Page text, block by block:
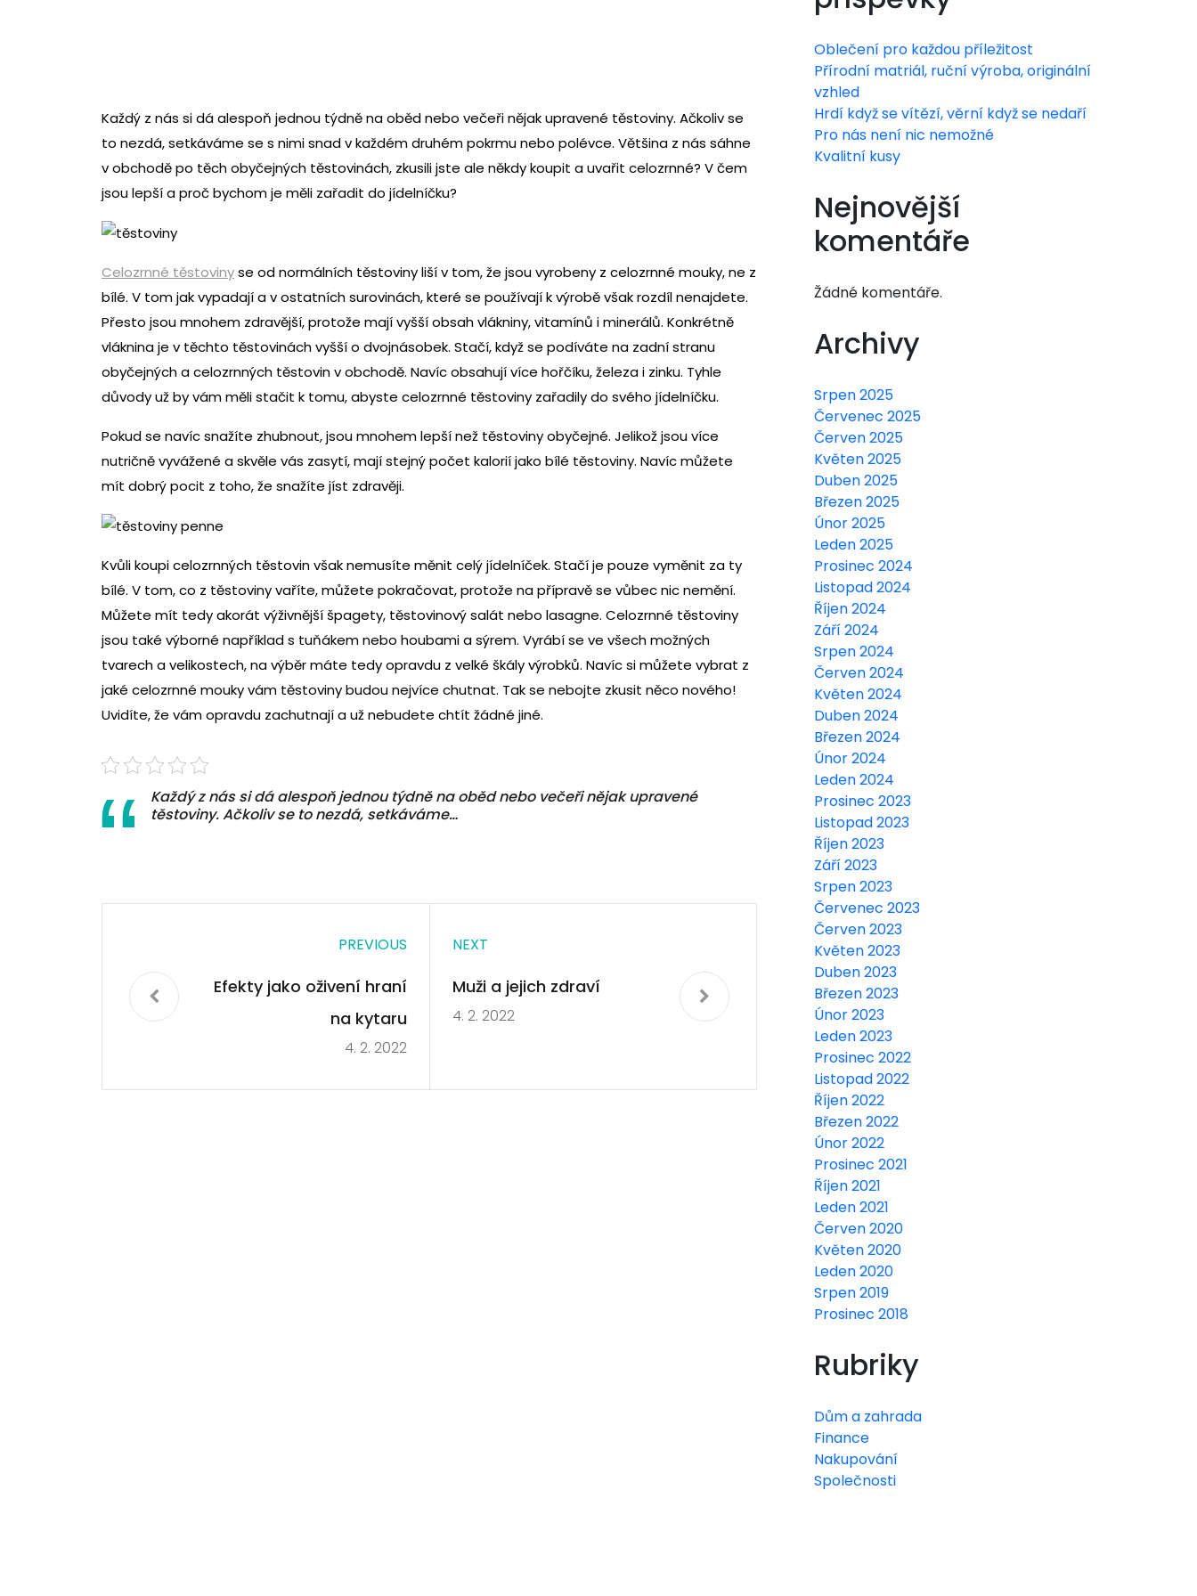
Každý z nás si dá alespoň jednou týdně na oběd nebo večeři nějak upravené těstoviny. Ačkoliv se
to nezdá, setkáváme se s nimi snad v každém druhém pokrmu nebo polévce. Většina z nás sáhne
v obchodě po těch obyčejných těstovinách, zkusili jste ale někdy koupit a uvařit celozrnné? V čem
jsou lepší a proč bychom je měli zařadit do jídelníčku?
Celozrnné těstovinyse od normálních těstoviny liší v tom, že jsou vyrobeny z celozrnné mouky, ne z
bílé. V tom jak vypadají a v ostatních surovinách, které se používají k výrobě však rozdíl nenajdete.
Přesto jsou mnohem zdravější, protože mají vyšší obsah vlákniny, vitamínů i minerálů. Konkrétně
vláknina je v těchto těstovinách vyšší o dvojnásobek. Stačí, když se podíváte na zadní stranu
obyčejných a celozrnných těstovin v obchodě. Navíc obsahují více hořčíku, železa i zinku. Tyhle
důvody už by vám měli stačit k tomu, abyste celozrnné těstoviny zařadily do svého jídelníčku.
Pokud se navíc snažíte zhubnout, jsou mnohem lepší než těstoviny obyčejné. Jelikož jsou více
nutričně vyvážené a skvěle vás zasytí, mají stejný počet kalorií jako bílé těstoviny. Navíc můžete
mít dobrý pocit z toho, že snažíte jíst zdravěji.
Kvůli koupi celozrnných těstovin však nemusíte měnit celý jídelníček. Stačí je pouze vyměnit za ty
bílé. V tom, co z těstoviny vaříte, můžete pokračovat, protože na přípravě se vůbec nic nemění.
Můžete mít tedy akorát výživnější špagety, těstovinový salát nebo lasagne. Celozrnné těstoviny
jsou také výborné například s tuňákem nebo houbami a sýrem. Vyrábí se ve všech možných
tvarech a velikostech, na výběr máte tedy opravdu z velké škály výrobků. Navíc si můžete vybrat z
jaké celozrnné mouky vám těstoviny budou nejvíce chutnat. Tak se nebojte zkusit něco nového!
Uvidíte, že vám opravdu zachutnají a už nebudete chtít žádné jiné.
Každý z nás si dá alespoň jednou týdně na oběd nebo večeři nějak upravené
těstoviny. Ačkoliv se to nezdá, setkáváme…
PREVIOUS
Efekty jako oživení hraní
na kytaru
4. 2. 2022
NEXT
Muži a jejich zdraví
4. 2. 2022
Oblečení pro každou příležitost
Přírodní matriál, ruční výroba, originální
vzhled
Hrdí když se vítězí, věrní když se nedaří
Pro nás není nic nemožné
Kvalitní kusy
Nejnovější
komentáře
Žádné komentáře.
Archivy
Srpen 2025
Červenec 2025
Červen 2025
Květen 2025
Duben 2025
Březen 2025
Únor 2025
Leden 2025
Prosinec 2024
Listopad 2024
Říjen 2024
Září 2024
Srpen 2024
Červen 2024
Květen 2024
Duben 2024
Březen 2024
Únor 2024
Leden 2024
Prosinec 2023
Listopad 2023
Říjen 2023
Září 2023
Srpen 2023
Červenec 2023
Červen 2023
Květen 2023
Duben 2023
Březen 2023
Únor 2023
Leden 2023
Prosinec 2022
Listopad 2022
Říjen 2022
Březen 2022
Únor 2022
Prosinec 2021
Říjen 2021
Leden 2021
Červen 2020
Květen 2020
Leden 2020
Srpen 2019
Prosinec 2018
Rubriky
Dům a zahrada
Finance
Nakupování
Společnosti